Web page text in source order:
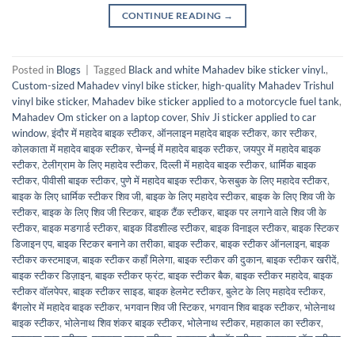
CONTINUE READING →
Posted in Blogs Tagged Black and white Mahadev bike sticker vinyl.,
Custom-sized Mahadev vinyl bike sticker, high-quality Mahadev Trishul
vinyl bike sticker, Mahadev bike sticker applied to a motorcycle fuel tank,
Mahadev Om sticker on a laptop cover, Shiv Ji sticker applied to car
window,इंदौर में महादेव बाइक स्टीकर, ऑनलाइन महादेव बाइक स्टीकर,कार स्टीकर,
कोलकाता में महादेव बाइक स्टीकर,चेन्नई में महादेव बाइक स्टीकर,जयपुर में महादेव बाइक
स्टीकर,टेलीग्राम के लिए महादेव स्टीकर,दिल्ली में महादेव बाइक स्टीकर, धार्मिक बाइक
स्टीकर,पीवीसी बाइक स्टीकर,पुणे में महादेव बाइक स्टीकर,फेसबुक के लिए महादेव स्टीकर,
बाइक के लिए धार्मिक स्टीकर शिव जी,बाइक के लिए महादेव स्टीकर,बाइक के लिए शिव जी के
स्टीकर,बाइक के लिए शिव जी स्टिकर,बाइक टैंक स्टीकर,बाइक पर लगाने वाले शिव जी के
स्टीकर,बाइक मडगार्ड स्टीकर,बाइक विंडशील्ड स्टीकर,बाइक विनाइल स्टीकर,बाइक स्टिकर
डिजाइन एप,बाइक स्टिकर बनाने का तरीका,बाइक स्टीकर,बाइक स्टीकर ऑनलाइन,बाइक
स्टीकर कस्टमाइज,बाइक स्टीकर कहाँ मिलेगा,बाइक स्टीकर की दुकान,बाइक स्टीकर खरीदें,
बाइक स्टीकर डिज़ाइन,बाइक स्टीकर फ्रंट,बाइक स्टीकर बैक,बाइक स्टीकर महादेव,बाइक
स्टीकर वॉलपेपर,बाइक स्टीकर साइड,बाइक हेलमेट स्टीकर,बुलेट के लिए महादेव स्टीकर,
बैंगलोर में महादेव बाइक स्टीकर, भगवान शिव जी स्टिकर, भगवान शिव बाइक स्टीकर, भोलेनाथ
बाइक स्टीकर, भोलेनाथ शिव शंकर बाइक स्टीकर, भोलेनाथ स्टीकर,महाकाल का स्टीकर,